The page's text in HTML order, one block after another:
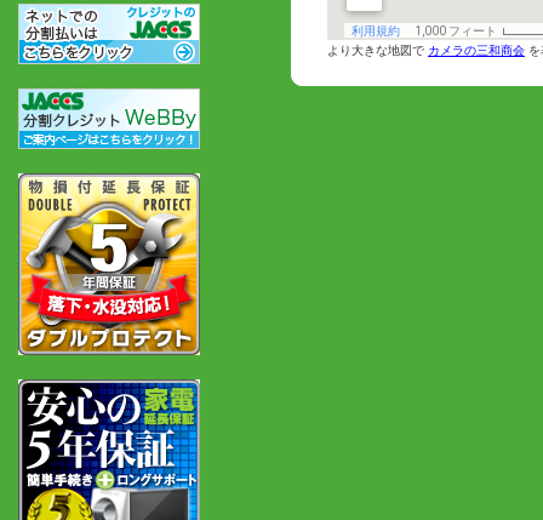
より大きな地図で カメラの三和商会